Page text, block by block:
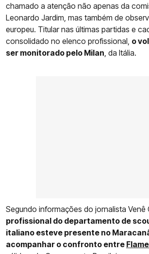
chamado a atenção não apenas da
Leonardo Jardim, mas também de
europeu. Titular nas últimas partidas e
consolidado no elenco profissional, o
ser monitorado pelo Milan , da Itália.
Segundo informações do jornalista Venê
profissional do departamento de
italiano esteve presente no
acompanhar o confronto entre